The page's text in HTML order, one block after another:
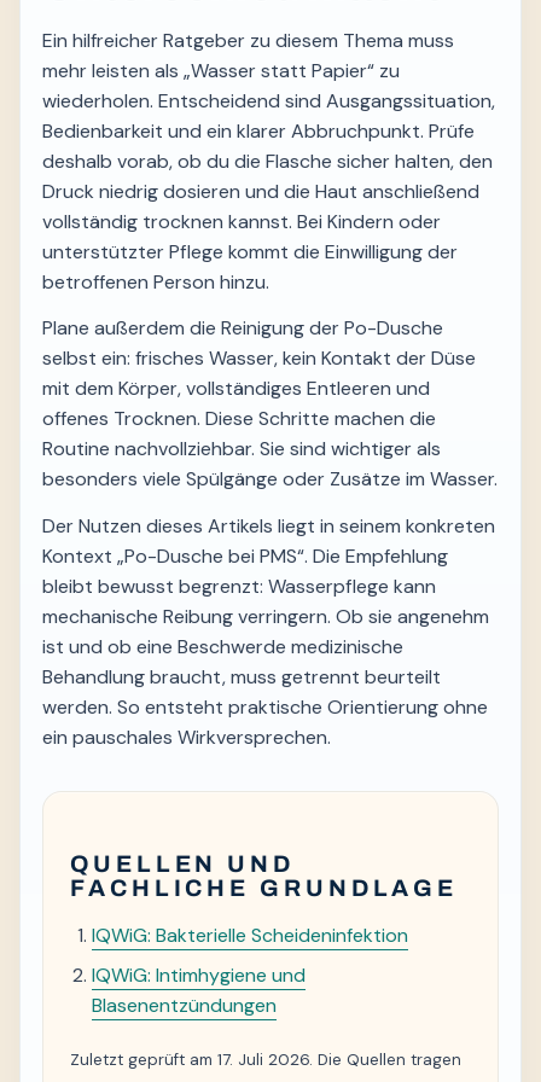
Ein hilfreicher Ratgeber zu diesem Thema muss
mehr leisten als „Wasser statt Papier“ zu
wiederholen. Entscheidend sind Ausgangssituation,
Bedienbarkeit und ein klarer Abbruchpunkt. Prüfe
deshalb vorab, ob du die Flasche sicher halten, den
Druck niedrig dosieren und die Haut anschließend
vollständig trocknen kannst. Bei Kindern oder
unterstützter Pflege kommt die Einwilligung der
betroffenen Person hinzu.
Plane außerdem die Reinigung der Po-Dusche
selbst ein: frisches Wasser, kein Kontakt der Düse
mit dem Körper, vollständiges Entleeren und
offenes Trocknen. Diese Schritte machen die
Routine nachvollziehbar. Sie sind wichtiger als
besonders viele Spülgänge oder Zusätze im Wasser.
Der Nutzen dieses Artikels liegt in seinem konkreten
Kontext „Po-Dusche bei PMS“. Die Empfehlung
bleibt bewusst begrenzt: Wasserpflege kann
mechanische Reibung verringern. Ob sie angenehm
ist und ob eine Beschwerde medizinische
Behandlung braucht, muss getrennt beurteilt
werden. So entsteht praktische Orientierung ohne
ein pauschales Wirkversprechen.
QUELLEN UND
FACHLICHE GRUNDLAGE
IQWiG: Bakterielle Scheideninfektion
IQWiG: Intimhygiene und
Blasenentzündungen
Zuletzt geprüft am 17. Juli 2026. Die Quellen tragen